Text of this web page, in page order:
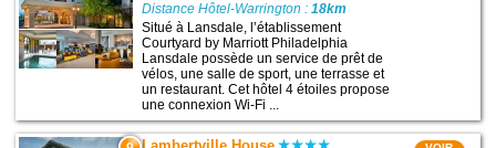
Distance Hôtel-Warrington :18km
Situé à Lansdale, l’établissement
Courtyard by Marriott Philadelphia
Lansdale possède un service de prêt de
vélos, une salle de sport, une terrasse et
un restaurant. Cet hôtel 4 étoiles propose
une connexion Wi-Fi ...